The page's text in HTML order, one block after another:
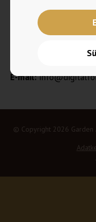
Weboldal:
Weboldal készítés
Szabó Péter
E-mail:
© Copyright 2026 Garden